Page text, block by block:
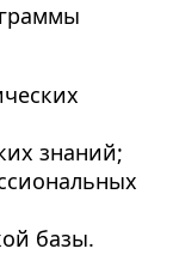
знаний;
базы.